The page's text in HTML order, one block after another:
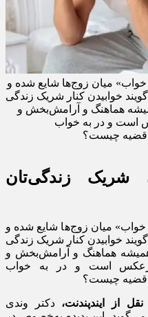
میان زوج‌ها شایع شده و
خوابیدن کنار شریک زندگی
هماهنگ و آرامش‌بخش و
است و در به خواب
قضیه چیست؟
شریک زند‌گی‌تان
میان زوج‌ها شایع شده و
خوابیدن کنار شریک زندگی
هماهنگ و آرامش‌بخش و
است و در به خواب
قضیه چیست؟
از ایندپندنت، دکتر وندی